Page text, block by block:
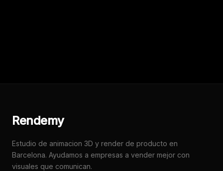
Rendemy
Estudio de animacion 3D y render de producto en
Barcelona. Ayudamos a empresas a vender mejor con
visuales que comunican.